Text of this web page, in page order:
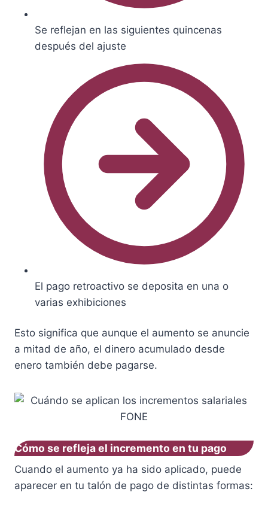
Se reflejan en las siguientes quincenas
después del ajuste
El pago retroactivo se deposita en una o
varias exhibiciones
Esto significa que aunque el aumento se anuncie
a mitad de año, el dinero acumulado desde
enero también debe pagarse.
Cómo se refleja el incremento en tu pago
Cuando el aumento ya ha sido aplicado, puede
aparecer en tu talón de pago de distintas formas: